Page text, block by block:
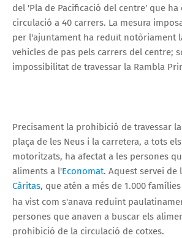
del 'Pla de Pacificació del centre' que
circulació a 40 carrers. La mesura
per l'ajuntament ha reduït notòriament
vehicles de pas pels carrers del centre;
impossibilitat de travessar la Rambla
Precisament la prohibició de travessar
plaça de les Neus i la carretera, a tots
motoritzats, ha afectat a les persones
aliments a l'Economat. Aquest servei de
Càritas, que atén a més de 1.000
ha vist com s'anava reduint
persones que anaven a buscar els
prohibició de la circulació de cotxes.